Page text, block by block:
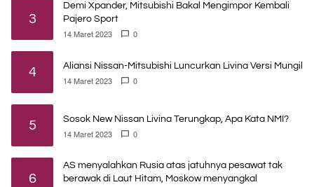
3
Demi Xpander, Mitsubishi Bakal Mengimpor Kembali
Pajero Sport
14 Maret 2023 0
4 Aliansi Nissan-Mitsubishi Luncurkan Livina Versi Mungil
14 Maret 2023 0
5 Sosok New Nissan Livina Terungkap, Apa Kata NMI?
14 Maret 2023 0
6
AS menyalahkan Rusia atas jatuhnya pesawat tak
berawak di Laut Hitam, Moskow menyangkal